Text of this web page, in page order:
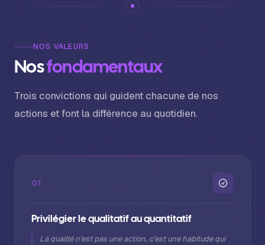
NOS VALEURS
Nosfondamentaux
Trois convictions qui guident chacune de nos
actions et font la différence au quotidien.
01
Privilégier le qualitatif au quantitatif
La qualité n'est pas une action, c'est une habitude qui